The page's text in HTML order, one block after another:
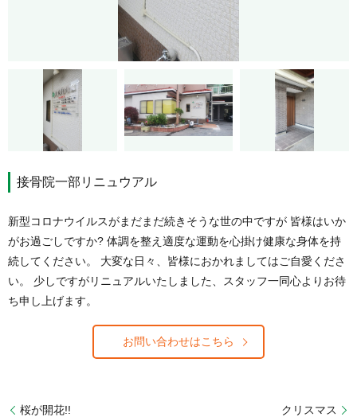
接骨院一部リニュウアル
新型コロナウイルスがまだまだ続きそうな世の中ですが 皆様はいか
がお過ごしですか? 体調を整え適度な運動を心掛け健康な身体を持
続してください。 大変な日々、皆様におかれましてはご自愛くださ
い。 少しですがリニュアルいたしました、スタッフ一同心よりお待
ち申し上げます。
お問い合わせはこちら
桜が開花!! クリスマス